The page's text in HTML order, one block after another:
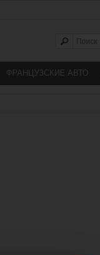
ФРАНЦУЗСКИЕ АВТО